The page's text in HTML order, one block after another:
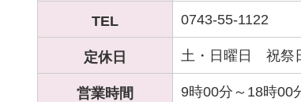
TEL 0743-55-1122
定休日 土・日曜日 祝祭
営業時間 9時00分～18時00